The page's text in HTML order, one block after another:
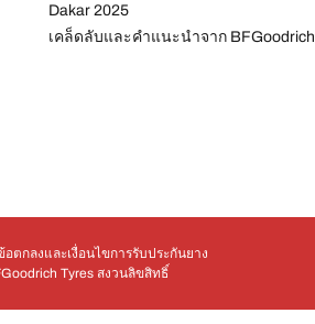
Dakar 2025
เคล็ดลับและคำแนะนำจาก BFGoodrich
อตกลงและเงื่อนไขการรับประกันยาง
Tyres สงวนลิขสิทธิ์